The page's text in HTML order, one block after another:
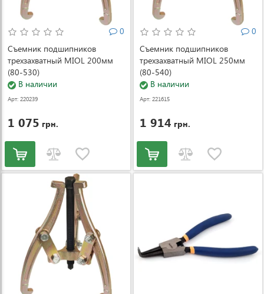
0
Съемник подшипников
трехзахватный MIOL 200мм
(80-530)
В наличии
Арт: 220239
1 075 грн.
0
Съемник подшипников
трехзахватный MIOL 250мм
(80-540)
В наличии
Арт: 221615
1 914 грн.